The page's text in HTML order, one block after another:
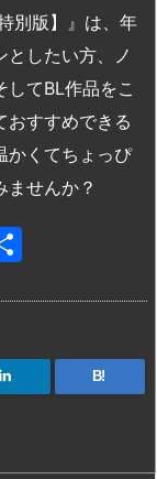
別版】』は、年
としたい方、ノ
てBL作品をこ
おすすめできる
かくてちょっぴ
ませんか？
B!